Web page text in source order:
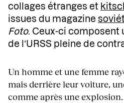
collages étranges et
issues du magazine
Foto. Ceux-ci composent
de l’URSS pleine de
Un homme et une femme
mais derrière leur voiture,
comme après une